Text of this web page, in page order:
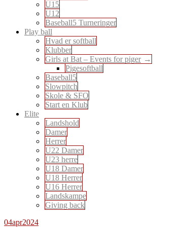
U15
U12
Baseball5 Turneringer
Play ball
Hvad er softball
Klubber
Girls at Bat – Events for piger
Pigesoftball
Baseball5
Slowpitch
Skole & SFO
Start en Klub
Elite
Landshold
Damer
Herrer
U22 Damer
U23 herre
U18 Damer
U18 Herrer
U16 Herrer
Landskampe
Giving back
04apr2024